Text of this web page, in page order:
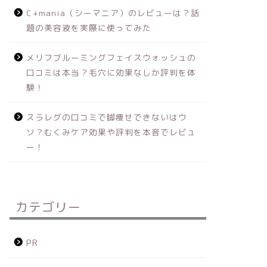
C+mania（シーマニア）のレビューは？話
題の美容液を実際に使ってみた
メリフブルーミングフェイスウォッシュの
口コミは本当？毛穴に効果なしか評判を体
験！
スラレグの口コミで脚痩せできないはウ
ソ？むくみケア効果や評判を本音でレビュ
ー！
カテゴリー
PR